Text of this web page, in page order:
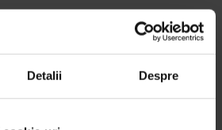
Detalii Despre